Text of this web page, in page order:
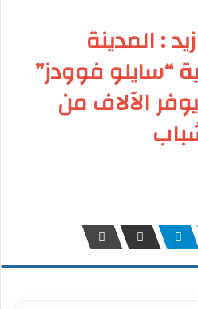
: المدينة
“سايلو فوودز”
الآلاف من